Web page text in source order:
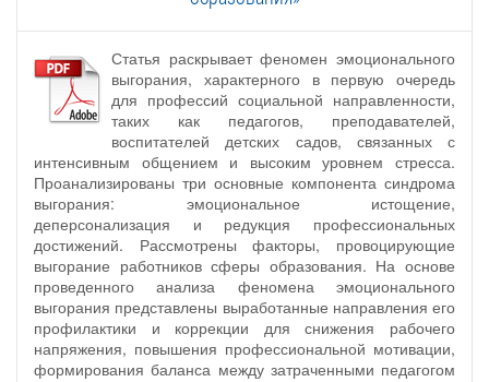
Статья раскрывает феномен эмоционального
выгорания, характерного в первую очередь
для профессий социальной направленности,
таких как педагогов, преподавателей,
воспитателей детских садов, связанных с
интенсивным общением и высоким уровнем стресса.
Проанализированы три основные компонента синдрома
выгорания: эмоциональное истощение,
деперсонализация и редукция профессиональных
достижений. Рассмотрены факторы, провоцирующие
выгорание работников сферы образования. На основе
проведенного анализа феномена эмоционального
выгорания представлены выработанные направления его
профилактики и коррекции для снижения рабочего
напряжения, повышения профессиональной мотивации,
формирования баланса между затраченными педагогом